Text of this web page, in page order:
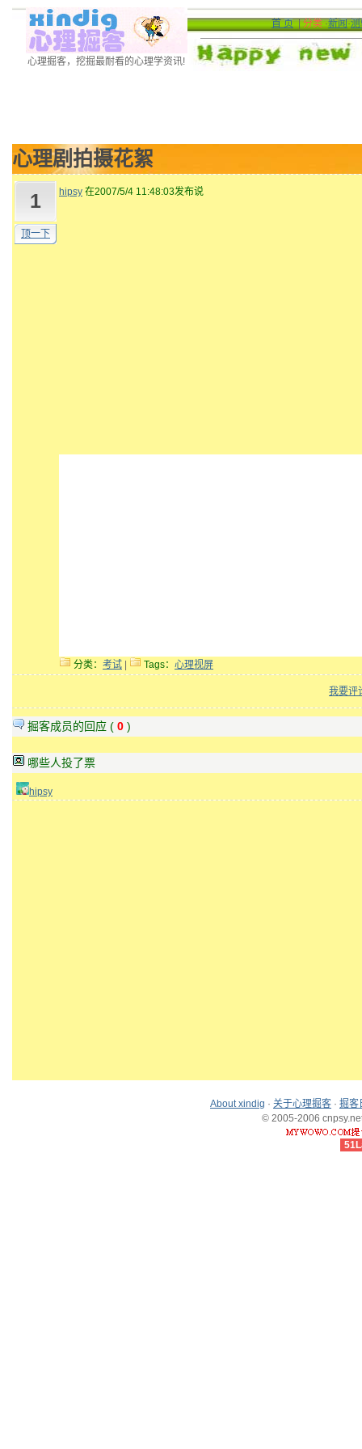
心理掘客，挖掘最耐看的心理学资讯!
首 页|分类·新闻·
心理剧拍摄花絮
1
顶一下
hipsy 在2007/5/4 11:48:03发布说
分类： 考试 Tags： 心理视屏
我要评
掘客成员的回应 ( 0 )
哪些人投了票
hipsy
About xindig · 关于心理掘客 · 掘客
© 2005-2006